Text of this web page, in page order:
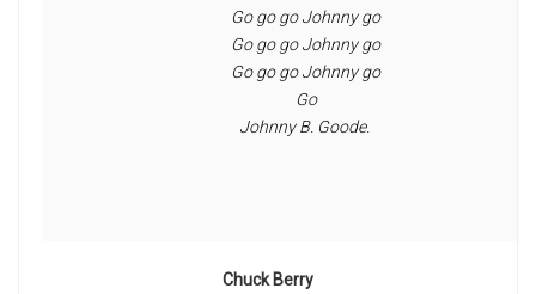
Go go go Johnny go
Go go go Johnny go
Go go go Johnny go
Go
Johnny B. Goode.
Chuck Berry